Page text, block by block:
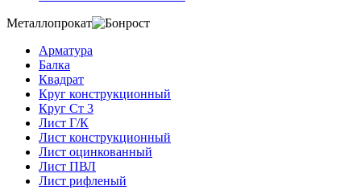
Металлопрокат
Арматура
Балка
Квадрат
Круг конструкционный
Круг Ст 3
Лист Г/К
Лист конструкционный
Лист оцинкованный
Лист ПВЛ
Лист рифленый